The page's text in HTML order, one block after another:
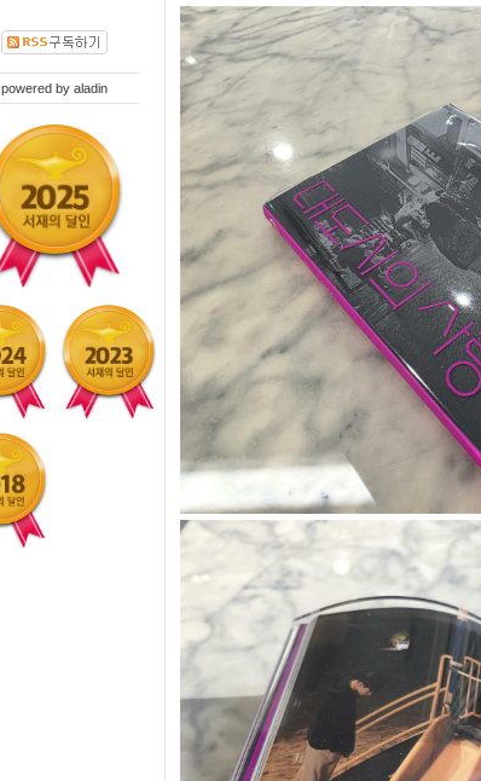
powered by aladin